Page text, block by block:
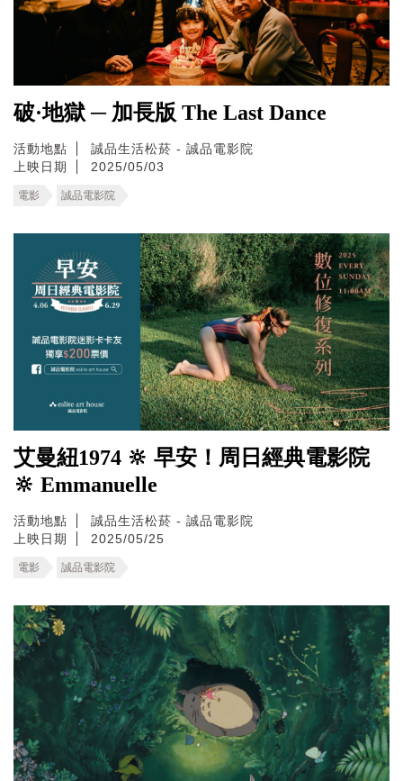
破·地獄 ─ 加長版 The Last Dance
活動地點
誠品生活松菸 - 誠品電影院
上映日期
2025/05/03
電影 誠品電影院
艾曼紐1974 🔆 早安！周日經典電影院
🔆 Emmanuelle
活動地點
誠品生活松菸 - 誠品電影院
上映日期
2025/05/25
電影 誠品電影院